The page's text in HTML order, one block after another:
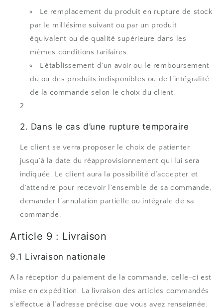
Le remplacement du produit en rupture de stock
par le millésime suivant ou par un produit
équivalent ou de qualité supérieure dans les
mêmes conditions tarifaires.
L’établissement d’un avoir ou le remboursement
du ou des produits indisponibles ou de l’intégralité
de la commande selon le choix du client.
2. Dans le cas d’une rupture temporaire
Le client se verra proposer le choix de patienter
jusqu’à la date du réapprovisionnement qui lui sera
indiquée. Le client aura la possibilité d’accepter et
d’attendre pour recevoir l’ensemble de sa commande,
demander l’annulation partielle ou intégrale de sa
commande.
Article 9 : Livraison
9.1 Livraison nationale
A la réception du paiement de la commande, celle-ci est
mise en expédition. La livraison des articles commandés
s’effectue à l’adresse précise que vous avez renseignée.